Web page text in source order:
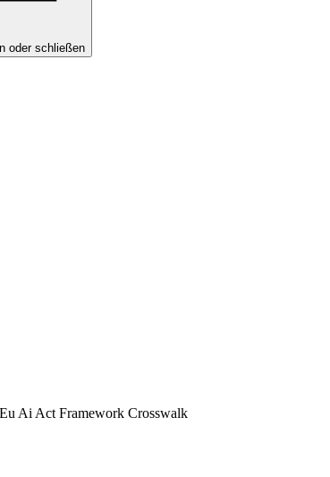
oder schließen
Ai Act Framework Crosswalk